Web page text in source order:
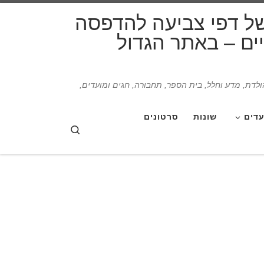
דפי צביעה להדפסה
– באתר הגדול
מדע וחלל, בית הספר, תחבורה, חגים ומועדים,
שונות סרטונים